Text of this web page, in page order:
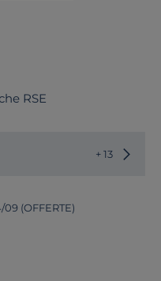
RSE
+ 13
(OFFERTE)